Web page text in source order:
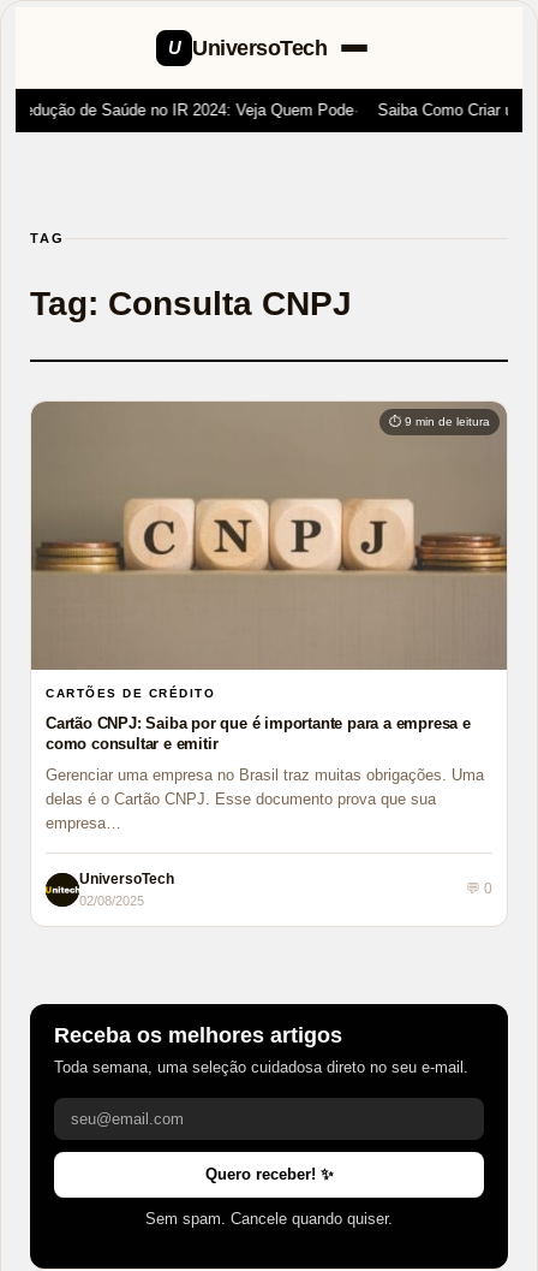
U UniversoTech
Dedução de Saúde no IR 2024: Veja Quem Pode Saiba Como Criar um
TAG
Tag: Consulta CNPJ
⏱ 9 min de leitura
CARTÕES DE CRÉDITO
Cartão CNPJ: Saiba por que é importante para a empresa e
como consultar e emitir
Gerenciar uma empresa no Brasil traz muitas obrigações. Uma
delas é o Cartão CNPJ. Esse documento prova que sua
empresa…
UniversoTech
02/08/2025
💬 0
Receba os melhores artigos
Toda semana, uma seleção cuidadosa direto no seu e-mail.
Quero receber! ✨
Sem spam. Cancele quando quiser.